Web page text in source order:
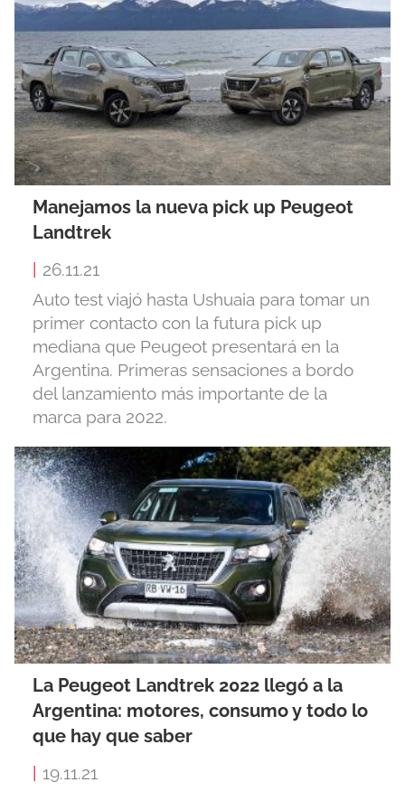
Manejamos la nueva pick up Peugeot
Landtrek
26.11.21
Auto test viajó hasta Ushuaia para tomar un
primer contacto con la futura pick up
mediana que Peugeot presentará en la
Argentina. Primeras sensaciones a bordo
del lanzamiento más importante de la
marca para 2022.
La Peugeot Landtrek 2022 llegó a la
Argentina: motores, consumo y todo lo
que hay que saber
19.11.21